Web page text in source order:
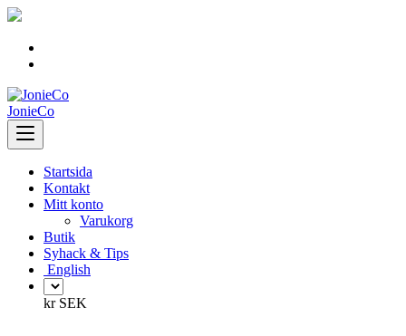
Skip
JonieCo
Startsida
Kontakt
Mitt konto
Varukorg
Butik
Syhack & Tips
English
kr SEK